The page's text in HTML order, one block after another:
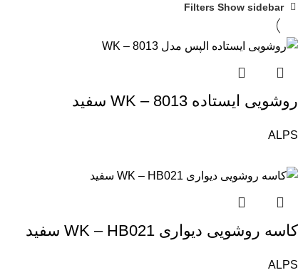
Show sidebar
Filters
روشویی ایستاده WK – 8013 سفید
ALPS
کاسه روشویی دیواری WK – HB021 سفید
ALPS